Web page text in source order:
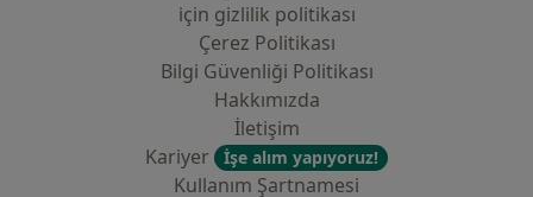
i̇çin gizlilik politikası
Çerez Politikası
Bilgi Güvenliği Politikası
Hakkımızda
İletişim
Kariyer
İşe alım yapıyoruz!
Kullanım Şartnamesi